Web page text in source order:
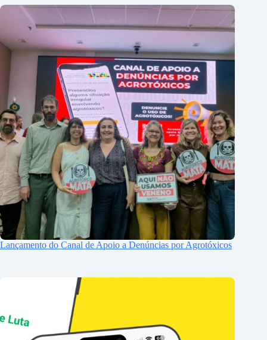
Lançamento do Canal de Apoio a Denúncias por Agrotóxicos